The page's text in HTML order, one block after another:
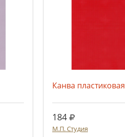
Канва пластиковая
184 руб.
М.П. Студия